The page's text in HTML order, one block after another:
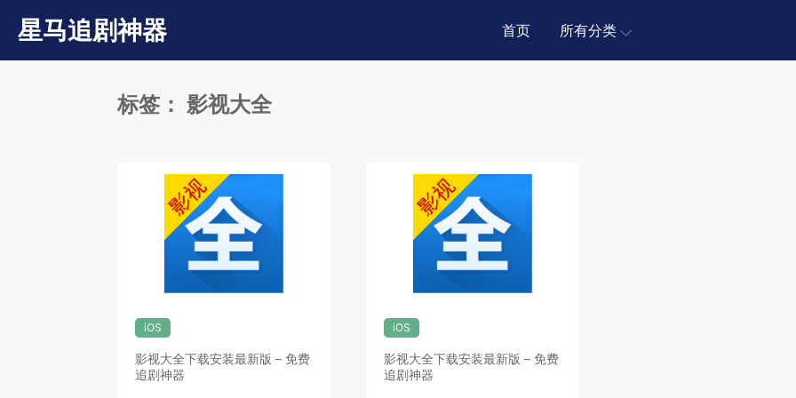
星马追剧神器 首页 所有分类
标签： 影视大全
iOS
影视大全下载安装最新版 – 免费
追剧神器
iOS
影视大全下载安装最新版 – 免费
追剧神器